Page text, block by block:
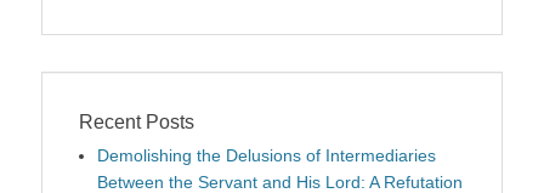
Recent Posts
Demolishing the Delusions of Intermediaries
Between the Servant and His Lord: A Refutation